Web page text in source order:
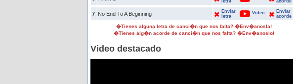
letra
acorde
7 No End To A Beginning
Enviar
letra
Video
Enviar
acorde
�Tienes alguna letra de canci�n que nos falta? �Env�anosla!
�Tienes alg�n acorde de canci�n que nos falta? �Env�anoslo!
Video destacado